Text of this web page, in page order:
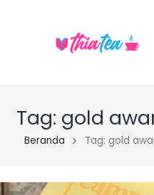
Tag: gold
Beranda Tag: gold